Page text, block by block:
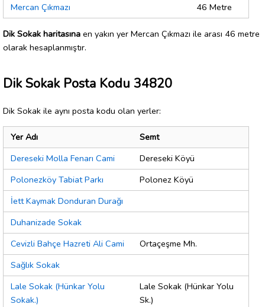
Mercan Çıkmazı
46 Metre
Dik Sokak haritasına en yakın yer Mercan Çıkmazı ile arası 46 metre
olarak hesaplanmıştır.
Dik Sokak Posta Kodu 34820
Dik Sokak ile aynı posta kodu olan yerler:
Yer Adı
Semt
Dereseki Molla Fenarı Cami
Dereseki Köyü
Polonezköy Tabiat Parkı
Polonez Köyü
İett Kaymak Donduran Durağı
Duhanizade Sokak
Cevizli Bahçe Hazreti Ali Cami
Ortaçeşme Mh.
Sağlık Sokak
Lale Sokak (Hünkar Yolu
Sokak.)
Lale Sokak (Hünkar Yolu
Sk.)